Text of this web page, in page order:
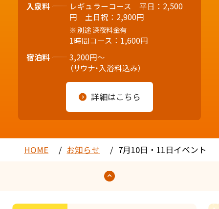
入泉料
レギュラーコース 平日：2,500
円 土日祝：2,900円
別途 深夜料金有
1時間コース：1,600円
宿泊料
3,200円～
（サウナ・入浴料込み）
詳細はこちら
HOME お知らせ 7月10日・11日イベント